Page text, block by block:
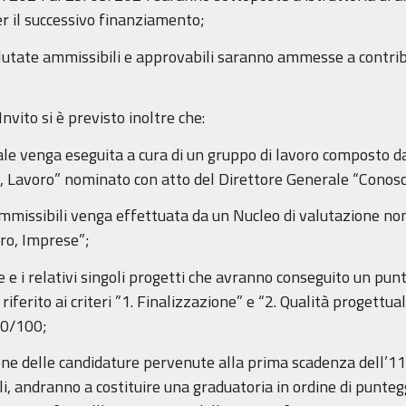
il successivo finanziamento;
ammissibili e approvabili saranno ammesse a
si è previsto inoltre che:
eseguita a cura di un gruppo di lavoro composto
nominato con atto del Direttore Generale
venga effettuata da un Nucleo di valutazione
Imprese”;
i relativi singoli progetti che avranno conseguito un
ai criteri ”1. Finalizzazione” e “2. Qualità
100;
delle candidature pervenute alla prima scadenza
a costituire una graduatoria in ordine di